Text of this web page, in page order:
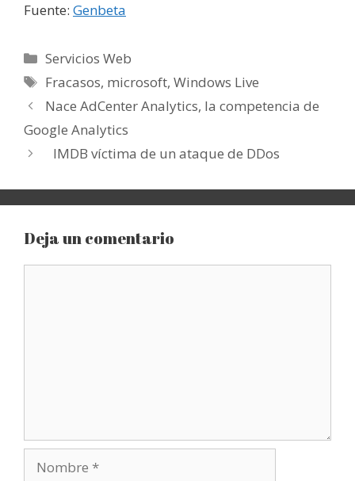
Fuente: Genbeta
Categorías
Servicios Web
Etiquetas
Fracasos, microsoft,Windows Live
Nace AdCenter Analytics, la competencia de
Google Analytics
IMDB víctima de un ataque de DDos
Deja un comentario